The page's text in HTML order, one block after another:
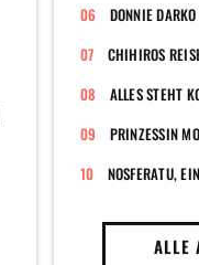
DONNIE DARKO
CHIHIROS
ALLES STEHT
PRINZESSIN
ALLE